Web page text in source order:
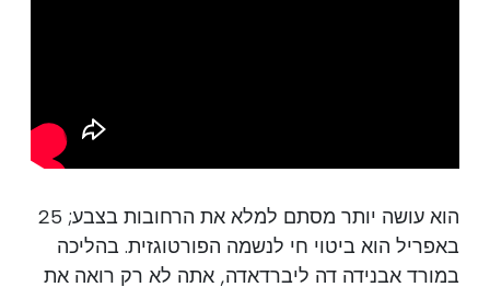
הוא עושה יותר מסתם למלא את הרחובות בצבע; 25
באפריל הוא ביטוי חי לנשמה הפורטוגזית. בהליכה
במורד אבנידה דה ליברדאדה, אתה לא רק רואה את